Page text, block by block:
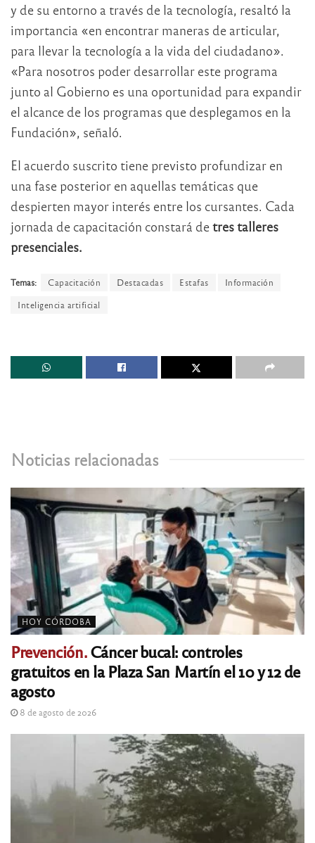
y de su entorno a través de la tecnología, resaltó la
importancia «en encontrar maneras de articular,
para llevar la tecnología a la vida del ciudadano».
«Para nosotros poder desarrollar este programa
junto al Gobierno es una oportunidad para expandir
el alcance de los programas que desplegamos en la
Fundación», señaló.
El acuerdo suscrito tiene previsto profundizar en
una fase posterior en aquellas temáticas que
despierten mayor interés entre los cursantes. Cada
jornada de capacitación constará detres talleres
presenciales.
Temas: Capacitación Destacadas Estafas
Información
Inteligencia artificial
Noticias relacionadas
HOY CÓRDOBA
Prevención.Cáncer bucal: controles
gratuitos en la Plaza San Martín el 10 y 12 de
agosto
8 de agosto de 2026